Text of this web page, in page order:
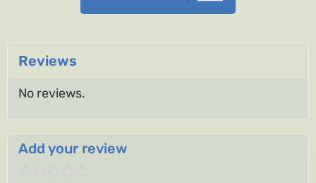
Reviews
No reviews.
Add your review